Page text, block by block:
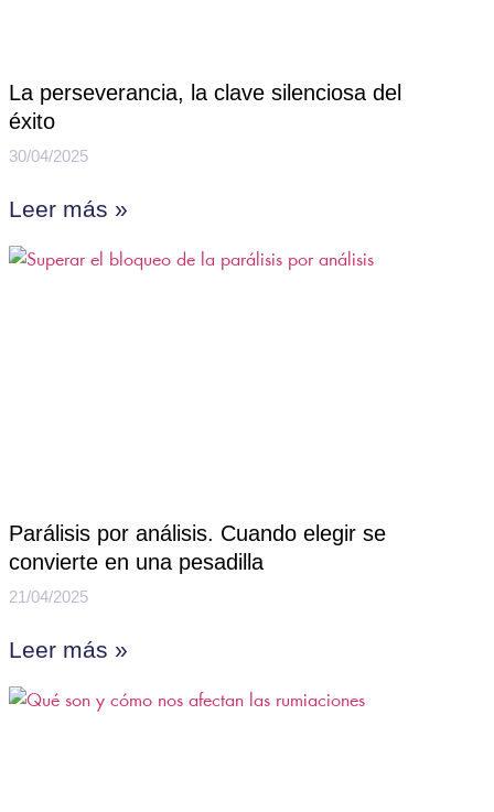
La perseverancia, la clave silenciosa del
éxito
30/04/2025
Leer más »
Parálisis por análisis. Cuando elegir se
convierte en una pesadilla
21/04/2025
Leer más »